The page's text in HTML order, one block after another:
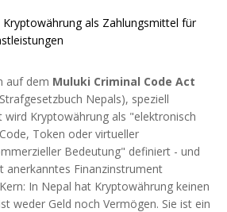
Kryptowährung als Zahlungsmittel für
auf dem Muluki Criminal Code Act
Nepals), speziell
wird Kryptowährung als "elektronisch
Token oder virtueller
Bedeutung" definiert - und
anerkanntes Finanzinstrument
In Nepal hat Kryptowährung keinen
weder Geld noch Vermögen. Sie ist ein